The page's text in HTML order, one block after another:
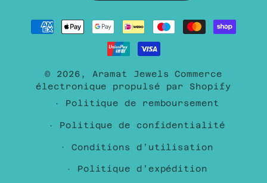
Moyens
© 2026, Aramat JewelsCommerce
électronique propulsé par Shopify
Politique de remboursement
Politique de confidentialité
Conditions d’utilisation
Politique d’expédition